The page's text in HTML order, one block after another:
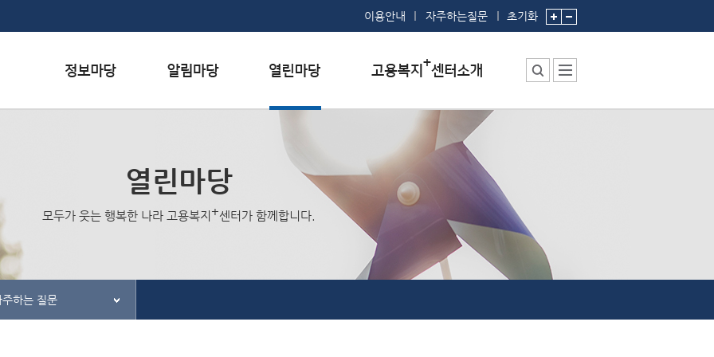
이용안내 자주하는질문 초기화
관련사이트
공지사항
홍보/보도자료실
간행물
질문하기
불친절 신고하기
센터소장 인사말
센터에서 하는 일
부서 및 직원소개
시설안내
시설예약
찾아오시는 길
열린마당
모두가 웃는 행복한 나라 고용복지 +센터가 함께합니다.
주하는 질문